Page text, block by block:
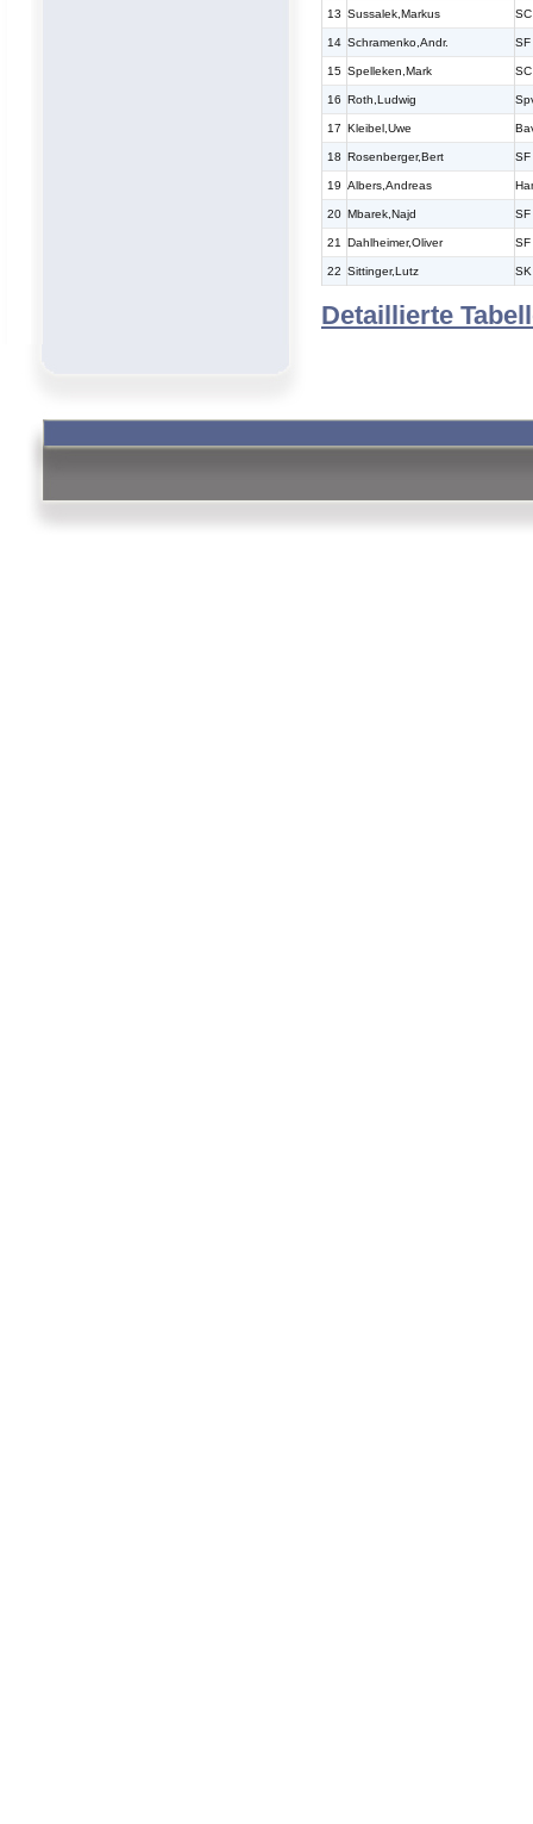
13 Sussalek,Markus
14 Schramenko,Andr. SF
15 Spelleken,Mark
16 Roth,Ludwig
17 Kleibel,Uwe
18 Rosenberger,Bert SF
19 Albers,Andreas
20 Mbarek,Najd SF
21 Dahlheimer,Oliver SF
22 Sittinger,Lutz
Detaillierte